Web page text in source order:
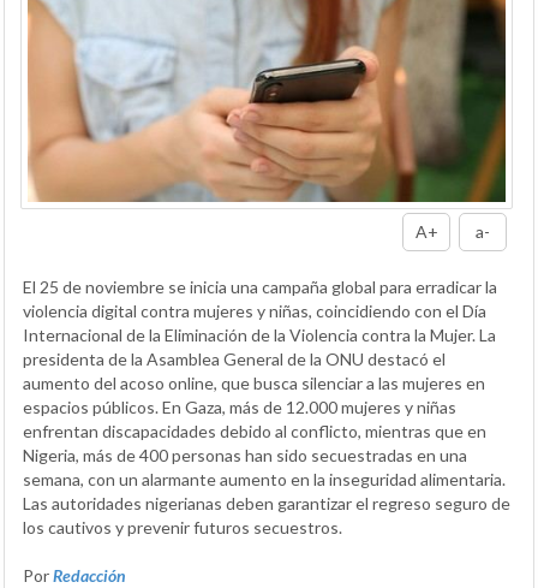
A+ a-
El 25 de noviembre se inicia una campaña global para erradicar la
violencia digital contra mujeres y niñas, coincidiendo con el Día
Internacional de la Eliminación de la Violencia contra la Mujer. La
presidenta de la Asamblea General de la ONU destacó el
aumento del acoso online, que busca silenciar a las mujeres en
espacios públicos. En Gaza, más de 12.000 mujeres y niñas
enfrentan discapacidades debido al conflicto, mientras que en
Nigeria, más de 400 personas han sido secuestradas en una
semana, con un alarmante aumento en la inseguridad alimentaria.
Las autoridades nigerianas deben garantizar el regreso seguro de
los cautivos y prevenir futuros secuestros.
PorRedacción